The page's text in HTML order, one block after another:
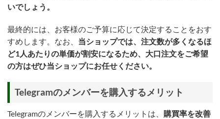
いでしょう。
最終的には、お客様のご予算に応じて決定することをおす
すめします。なお、 当ショップでは、注文数が多くなるほ
ど1人あたりの単価が割安になるため、大口注文をご希望
の方はぜひ当ショップにお任せください。
Telegramのメンバーを購入するメリット
Telegramのメンバーを購入するメリットは、 購買率を改善